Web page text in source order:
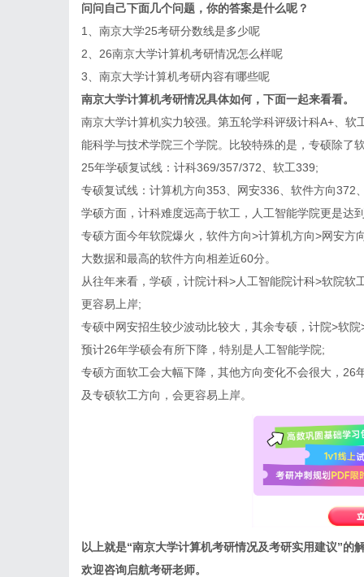
问问自己下面几个问题，你的答案是什么呢？
1、南京大学25考研分数线是多少呢
2、26南京大学计算机考研情况怎么样呢
3、南京大学计算机考研内容有哪些呢
南京大学计算机考研情况具体如何，下面一起来看看。
南京大学计算机实力较强。第五轮学科评级计科A+、
能科学与技术学院三个学院。比较特殊的是，专硕除了
25年学硕复试线：计科369/357/372、软工339;
专硕复试线：计算机方向353、网安336、软件方向372
学硕方面，计科难度远高于软工，人工智能学院更是达
专硕方面今年软院爆火，软件方向>计算机方向>网安
大数据和最高的软件方向相差近60分。
从往年来看，学硕，计院计科>人工智能院计科>软院
更容易上岸;
专硕中网安招生较少波动比较大，其余专硕，计院>软
预计26年学硕会有所下降，特别是人工智能学院;
专硕方面软工会大幅下降，其他方向变化不会很大，
及专硕软工方向，会更容易上岸。
以上就是“南京大学计算机考研情况及考研实用建议”的
欢迎咨询启航考研老师。